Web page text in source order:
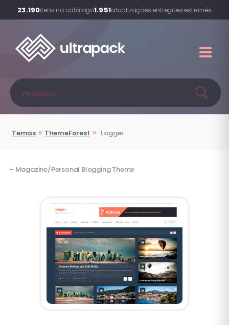
23.190itens no catálogo1.951atualizações entregues este mês
Temas » ThemeForest » Logger
– Magazine/Personal Blogging Theme